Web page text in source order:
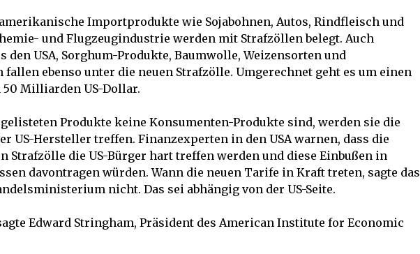
Importprodukte wie Sojabohnen, Autos, Rindfleisch und
und Flugzeugindustrie werden mit Strafzöllen belegt. Auch
den USA, Sorghum-Produkte, Baumwolle, Weizensorten und
fallen ebenso unter die neuen Strafzölle. Umgerechnet geht es um einen
50 Milliarden US-Dollar.
Produkte keine Konsumenten-Produkte sind, werden sie die
US-Hersteller treffen. Finanzexperten in den USA warnen, dass die
Strafzölle die US-Bürger hart treffen werden und diese Einbußen in
davontragen würden. Wann die neuen Tarife in Kraft treten, sagte das
nicht. Das sei abhängig von der US-Seite.
Edward Stringham, Präsident des American Institute for Economic